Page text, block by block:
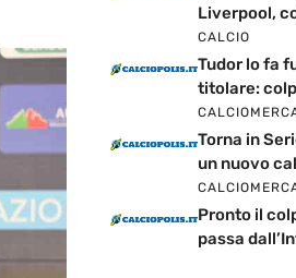
Liverpool,
CALCIO
Tudor lo fa
titolare:
Torna in
un nuovo
Pronto il
passa